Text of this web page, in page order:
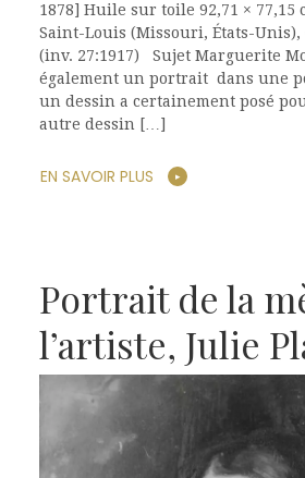
1878] Huile sur toile 92,71 × 77,15
Saint-Louis (Missouri, États-
(inv. 27:1917) Sujet Marguerite
également un portrait dans une
un dessin a certainement posé
autre dessin […]
EN SAVOIR PLUS
Portrait de la
l’artiste, Julie